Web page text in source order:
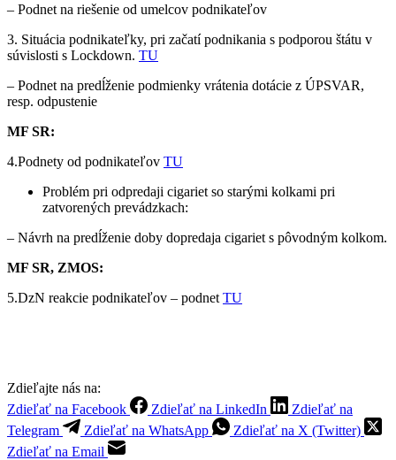
– Podnet na riešenie od umelcov podnikateľov
3. Situácia podnikateľky, pri začatí podnikania s podporou štátu v
súvislosti s Lockdown. TU
– Podnet na predĺženie podmienky vrátenia dotácie z ÚPSVAR,
resp. odpustenie
MF SR:
4.Podnety od podnikateľov TU
Problém pri odpredaji cigariet so starými kolkami pri
zatvorených prevádzkach:
– Návrh na predĺženie doby dopredaja cigariet s pôvodným kolkom.
MF SR, ZMOS:
5.DzN reakcie podnikateľov – podnet TU
Zdieľajte nás na:
Zdieľať na Facebook
Zdieľať na LinkedIn
Zdieľať na
Telegram
Zdieľať na WhatsApp
Zdieľať na X (Twitter)
Zdieľať na Email